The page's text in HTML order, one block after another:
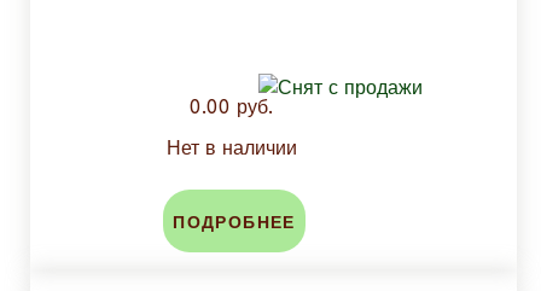
0.00 руб.
Нет в наличии
ПОДРОБНЕЕ